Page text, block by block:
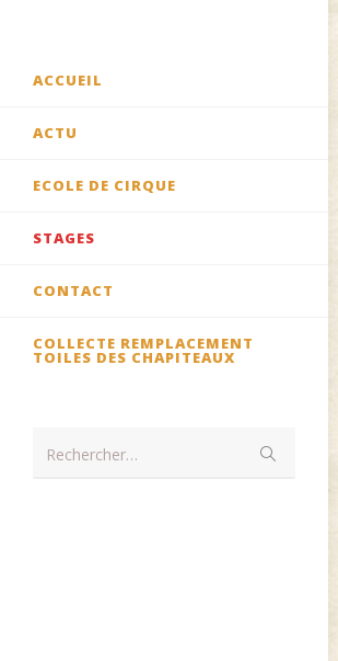
ACCUEIL
ACTU
ECOLE DE CIRQUE
STAGES
CONTACT
COLLECTE REMPLACEMENT
TOILES DES CHAPITEAUX
Rechercher…